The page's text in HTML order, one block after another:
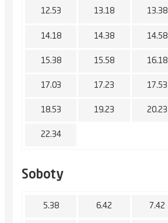
12.53 13.18 13.38
14.18 14.38 14.58
15.38 15.58 16.18
17.03 17.23 17.53
18.53 19.23 20.23
22.34
Soboty
5.38 6.42 7.42